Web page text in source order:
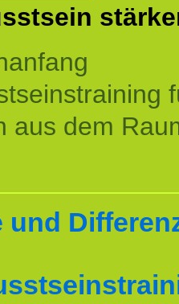
aus dem
und